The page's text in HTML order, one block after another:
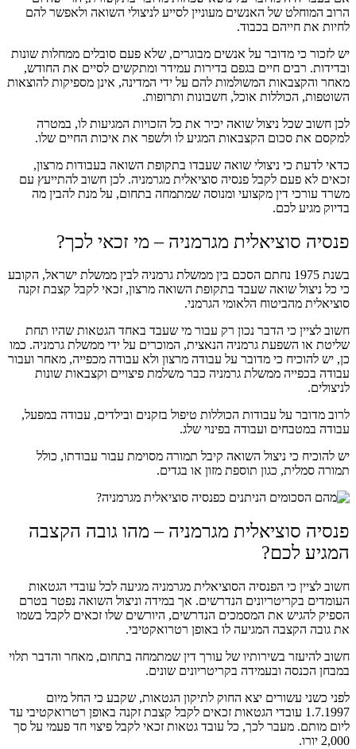
הרוב המוחלט של האנשים מעוניין לסייע לניצולי השואה ולאפשר להם
לחיות את חייהם בכבוד.
יש לזכור כי מדובר על אנשים מבוגרים, שלא פעם סובלים ממחלות שונות
ובדידות. רבים חיים בגפם בדירות עמידר ומתקשים לסיים את החודש,
מאחר והקצבאות המשולמות להם על ידי המדינה, אינן מספיקות להוצאות
השוטפות, הכוללות אוכל, חשבונות ותרופות.
לכן חשוב שכל ניצול שואה יכיר את כל הזכויות המגיעות לו, במטרה
למקסם את סכום הקצבאות המגיע לו ולשפר את איכות החיים שלו.
כדאי לדעת כי ניצולי שואה שעבדו בתקופת השואה בעבודות מרצון,
זכאים לא פעם לקבל פנסיה סוציאלית מגרמניה. לכן חשוב להתייעץ עם
משרד עורכי דין מקצועי ומנוסה שמתמחה בתחום, על מנת להבין מה
בדיוק מגיע לכם.
פנסיה סוציאלית מגרמניה – מי זכאי לכך?
בשנת 1975 נחתם הסכם בין ממשלת גרמניה לבין ממשלת ישראל, הקובע
כי כל ניצול שואה שעבד בתקופת השואה מרצון, זכאי לקבל קצבת זקנה
סוציאלית מהביטוח הלאומי הגרמני.
חשוב לציין כי הדבר נכון רק עבור מי שעבד באחד הגטאות שהיו תחת
שליטת או השפעת גרמניה הנאצית, המוכרים על ידי ממשלת גרמניה. כמו
כן, יש להוכיח כי מדובר על עבודה מרצון ולא עבודה מכפייה, מאחר ועבור
עבודה בכפייה ממשלת גרמניה כבר משלמת פיצויים וקצבאות שונות
לניצולים.
לרוב מדובר על עבודות הכוללות טיפול בזקנים ובילדים, עבודה במפעל,
עבודה במטבחים ועבודה בפינוי שלג.
יש להוכיח כי ניצול השואה קיבל תמורה מסוימת עבור עבודתו, כולל
תמורה סמלית, כגון תוספת מזון או בגדים.
פנסיה סוציאלית מגרמניה – מהו גובה הקצבה
המגיע לכם?
חשוב לציין כי הפנסיה הסוציאלית מגרמניה מגיעה לכל עובדי הגטאות
העומדים בקריטריונים הנדרשים. אך במידה וניצול השואה נפטר בטרם
הספיק להגיש את המסמכים הנדרשים, היורשים שלו זכאים לקבל בשמו
את גובה הקצבה המגיעה לו באופן רטרואקטיבי.
חשוב להיעזר בשירותיו של עורך דין שמתמחה בתחום, מאחר והדבר תלוי
במבחן הכנסה ובעמידה בקריטריונים שונים.
לפני כשני עשורים יצא החוק לתיקון הגטאות, שקבע כי החל מיום
1.7.1997 עובדי הגטאות זכאים לקבל קצבת זקנה באופן רטרואקטיבי עד
ליום מותם. מעבר לכך, כל עובד גטאות זכאי לקבל פיצוי חד פעמי על סך
2,000 יורו.